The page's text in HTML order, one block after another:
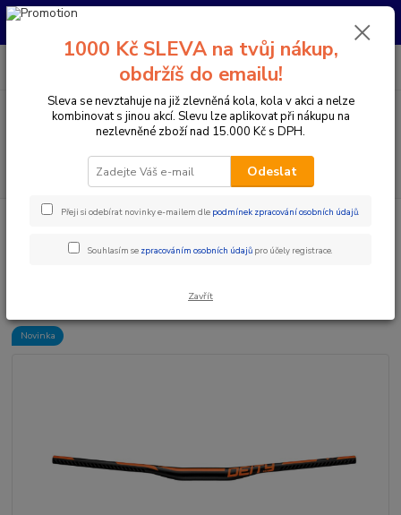
Pro nachystání kola / doplňků na prodejně si prosím zavolejte dopředu.
Menu
CZK
PO-PÁ 10:00-17:00 | SO: 9:00-12:00
Komponenty na kolo Řídítka Průměr 35 mm
DEITY
Novinka
1000 Kč SLEVA na tvůj nákup,
obdržíš do emailu!
Sleva se nevztahuje na již zlevněná kola, kola v akci a nelze
kombinovat s jinou akcí. Slevu lze aplikovat při nákupu na
nezlevněné zboží nad 15.000 Kč s DPH.
Odeslat
Přeji si odebírat novinky e-mailem dle podmínek zpracování osobních údajů.
Souhlasím se zpracováním osobních údajů pro účely registrace.
Zavřít